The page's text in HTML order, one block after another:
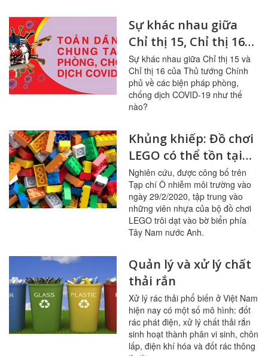
Sự khác nhau giữa
Chỉ thị 15, Chỉ thị 16
của Thủ tướng, Chỉ
thị 10 của TP Hồ Chí
Minh trong dịch
COVID-19
Sự khác nhau giữa Chỉ thị 15 và
Chỉ thị 16 của Thủ tướng Chính
phủ về các biện pháp phòng,
chống dịch COVID-19 như thế
nào?
Khủng khiếp: Đồ chơi
LEGO có thể tồn tại
1.300 năm dưới đại
dương
Nghiên cứu, được công bố trên
Tạp chí Ô nhiễm môi trường vào
ngày 29/2/2020, tập trung vào
những viên nhựa của bộ đồ chơi
LEGO trôi dạt vào bờ biển phía
Tây Nam nước Anh.
Quản lý và xử lý chất
thải rắn
Xử lý rác thải phổ biến ở Việt Nam
hiện nay có một số mô hình: đốt
rác phát điện, xử lý chất thải rắn
sinh hoạt thành phân vi sinh, chôn
lấp, điện khí hóa và đốt rác thông